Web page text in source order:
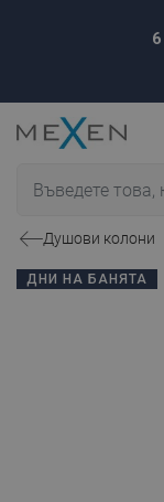
6
Душови колони
ДНИ НА БАНЯТА